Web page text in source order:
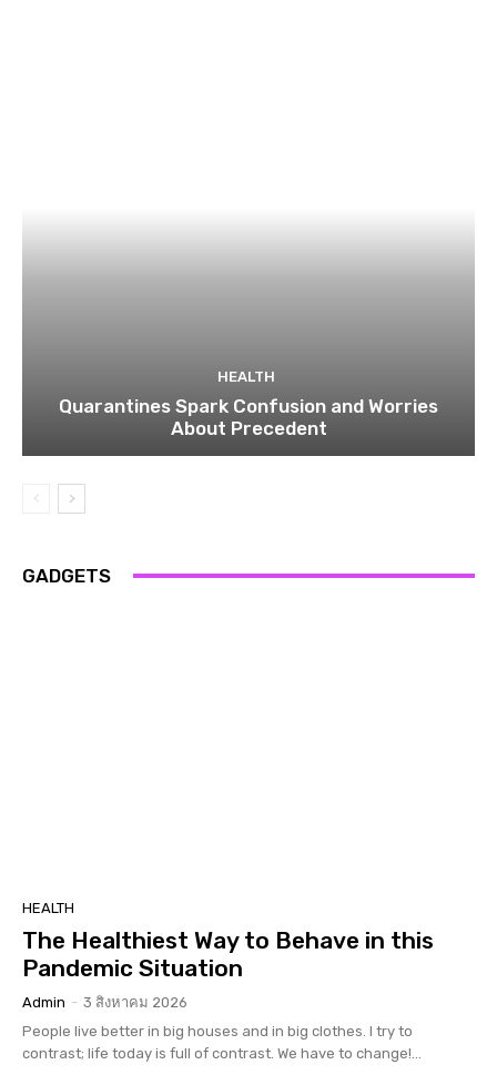
HEALTH
Quarantines Spark Confusion and Worries
About Precedent
GADGETS
HEALTH
The Healthiest Way to Behave in this
Pandemic Situation
Admin - 3 สิงหาคม 2026
People live better in big houses and in big clothes. I try to
contrast; life today is full of contrast. We have to change!...